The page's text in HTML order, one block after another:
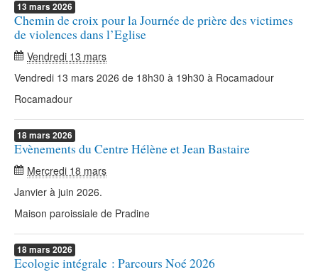
13 mars 2026
Chemin de croix pour la Journée de prière des victimes
de violences dans l’Eglise
Vendredi 13 mars
Vendredi 13 mars 2026 de 18h30 à 19h30 à Rocamadour
Rocamadour
18mars 2026
Evènements du Centre Hélène et Jean Bastaire
Mercredi 18 mars
Janvier à juin 2026.
Maison paroissiale de Pradine
18mars 2026
Ecologie intégrale : Parcours Noé 2026